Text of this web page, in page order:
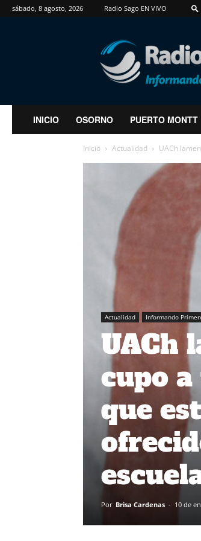
sábado, 8 agosto, 2026 Radio Sago EN VIVO
RadioSago
INICIO OSORNO PUERTO MONTT
Inicio Actualidad UACh
Actualidad Informando
UACh
cupo
que
Por Brisa Cardenas - 10 de